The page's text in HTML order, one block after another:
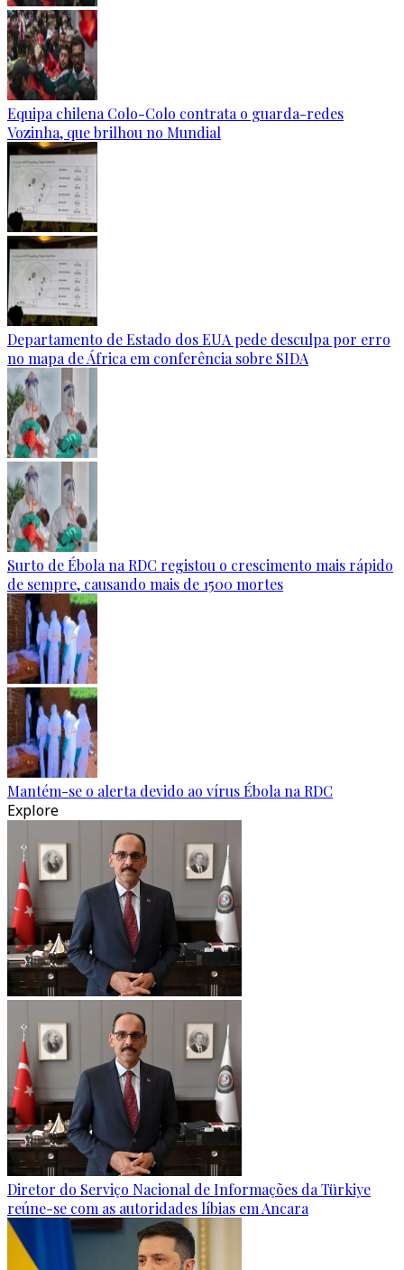
Equipa chilena Colo-Colo contrata o guarda-redes
Vozinha, que brilhou no Mundial
Departamento de Estado dos EUA pede desculpa por erro
no mapa de África em conferência sobre SIDA
Surto de Ébola na RDC registou o crescimento mais rápido
de sempre, causando mais de 1500 mortes
Mantém-se o alerta devido ao vírus Ébola na RDC
Explore
Diretor do Serviço Nacional de Informações da Türkiye
reúne-se com as autoridades líbias em Ancara